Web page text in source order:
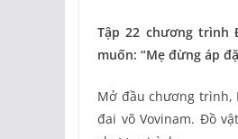
Tập 22 chương trình
muốn: “Mẹ đừng áp
Mở đầu chương trình,
đai võ Vovinam. Đồ